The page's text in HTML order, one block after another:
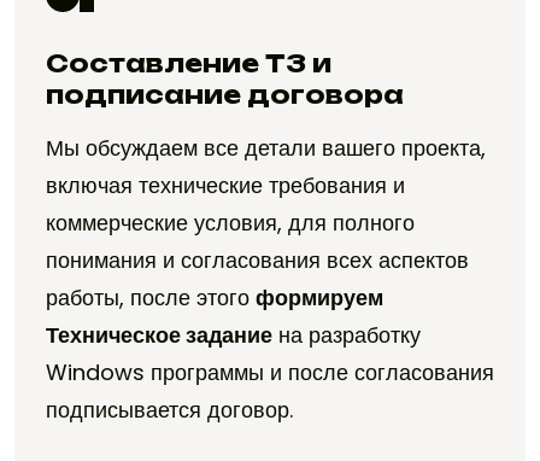
Составление ТЗ и
подписание договора
Мы обсуждаем все детали вашего проекта,
включая технические требования и
коммерческие условия, для полного
понимания и согласования всех аспектов
работы, после этого формируем
Техническое задание на разработку
Windows программы и после согласования
подписывается договор.